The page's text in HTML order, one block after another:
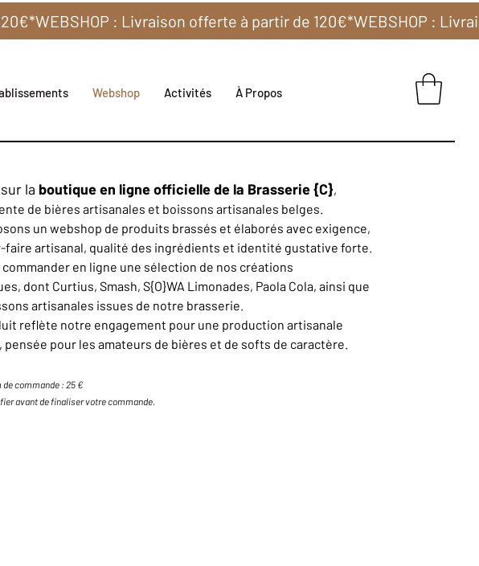
Webshop Activités À Propos
la boutique en ligne officielle de la Brasserie {C},
de bières artisanales et boissons artisanales belges.
un webshop de produits brassés et élaborés avec exigence,
faire artisanal, qualité des ingrédients et identité gustative forte.
commander en ligne une sélection de nos créations
dont Curtius, Smash, S{O}WA Limonades, Paola Cola, ainsi que
artisanales issues de notre brasserie.
reflète notre engagement pour une production artisanale
pour les amateurs de bières et de softs de caractère.
commande : 25 €
avant de finaliser votre commande.